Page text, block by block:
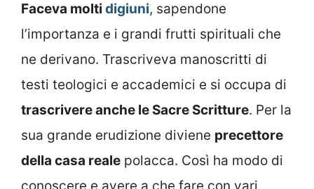
Faceva molti digiuni, sapendone
l’importanza e i grandi frutti spirituali che
ne derivano. Trascriveva manoscritti di
testi teologici e accademici e si occupa di
trascrivere anche le Sacre Scritture. Per la
sua grande erudizione diviene precettore
della casa reale polacca. Così ha modo di